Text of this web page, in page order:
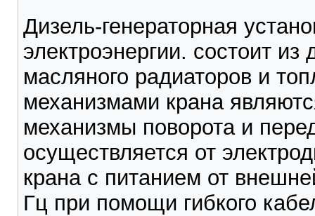
Дизель-генераторная
электроэнергии. состоит из
масляного радиаторов и
механизмами крана
механизмы поворота и
осуществляется от
крана с питанием от
Гц при помощи гибкого